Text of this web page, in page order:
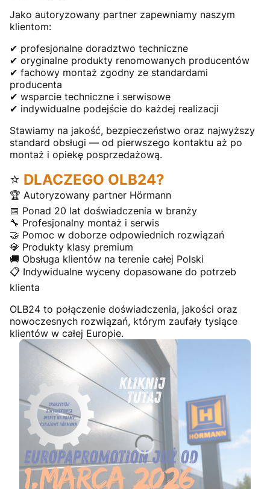
Jako autoryzowany partner zapewniamy naszym
klientom:
✔ profesjonalne doradztwo techniczne
✔ oryginalne produkty renomowanych producentów
✔ fachowy montaż zgodny ze standardami
producenta
✔ wsparcie techniczne i serwisowe
✔ indywidualne podejście do każdej realizacji
Stawiamy na jakość, bezpieczeństwo oraz najwyższy
standard obsługi — od pierwszego kontaktu aż po
montaż i opiekę posprzedażową.
⭐ DLACZEGO OLB24?
🏆 Autoryzowany partner Hörmann
📅 Ponad 20 lat doświadczenia w branży
🔧 Profesjonalny montaż i serwis
🤝 Pomoc w doborze odpowiednich rozwiązań
💎 Produkty klasy premium
🚚 Obsługa klientów na terenie całej Polski
📋 Indywidualne wyceny dopasowane do potrzeb
klienta
OLB24 to połączenie doświadczenia, jakości oraz
nowoczesnych rozwiązań, którym zaufały tysiące
klientów w całej Europie.